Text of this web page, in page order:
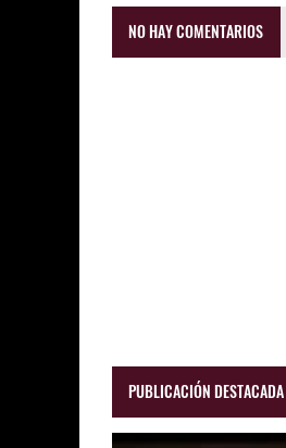
NO HAY COMENTARIOS
PUBLICACIÓN DESTACADA